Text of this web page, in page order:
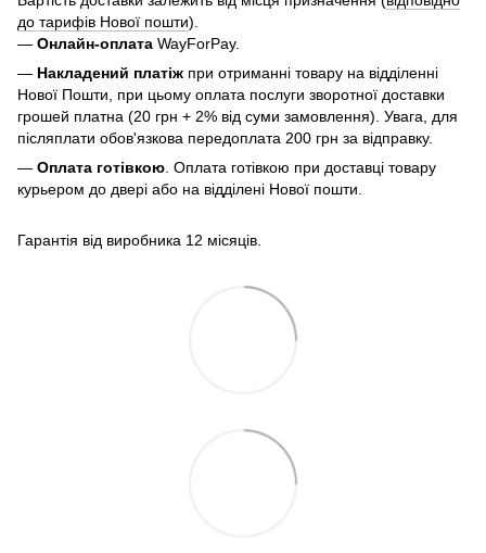
до тарифів Нової пошти).
— Онлайн-оплата WayForPay.
— Накладений платіж при отриманні товару на відділенні
Нової Пошти, при цьому оплата послуги зворотної доставки
грошей платна (20 грн + 2% від суми замовлення). Увага, для
післяплати обов'язкова передоплата 200 грн за відправку.
— Оплата готівкою . Оплата готівкою при доставці товару
курьером до двері або на відділені Нової пошти.
Гарантія від виробника 12 місяців.